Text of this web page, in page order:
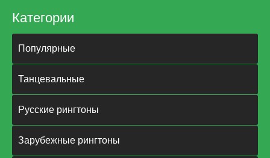
Категории
Популярные
Танцевальные
Русские рингтоны
Зарубежные рингтоны